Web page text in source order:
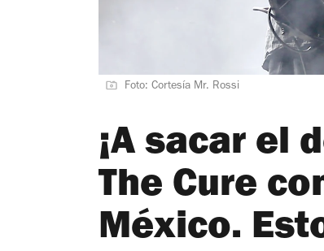
Foto: Cortesía Mr. Rossi
¡A sacar el
The Cure
México.